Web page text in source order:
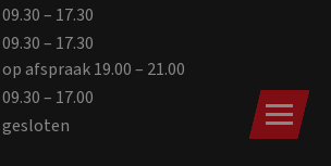
09.30 – 17.30
09.30 – 17.30
op afspraak 19.00 – 21.00
09.30 – 17.00
gesloten